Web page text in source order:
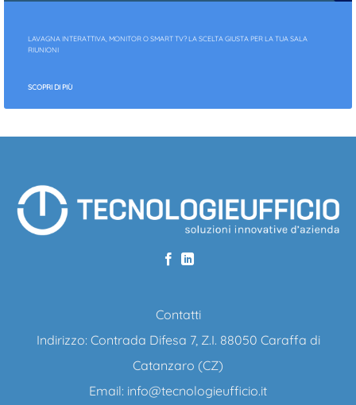
LAVAGNA INTERATTIVA, MONITOR O SMART TV? LA SCELTA GIUSTA PER LA TUA SALA
RIUNIONI
SCOPRI DI PIÙ
Contatti
Indirizzo: Contrada Difesa 7, Z.I. 88050 Caraffa di
Catanzaro (CZ)
Email: info@tecnologieufficio.it